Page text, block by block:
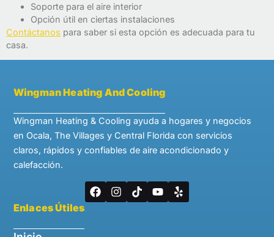
Soporte para el aire interior
Opción útil en ciertas instalaciones
Contáctanos para saber si esta opción es adecuada para tu
casa.
Wingman Heating And Cooling
Wingman Heating & Cooling ayuda a hogares y negocios
en Ocala, The Villages y Central Florida con servicios
claros, rápidos y confiables de aire acondicionado y
calefacción.
Enlaces Útiles